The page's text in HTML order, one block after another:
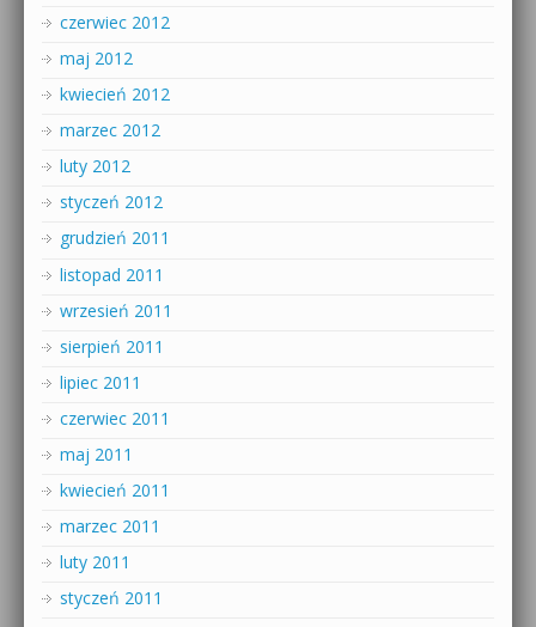
czerwiec 2012
maj 2012
kwiecień 2012
marzec 2012
luty 2012
styczeń 2012
grudzień 2011
listopad 2011
wrzesień 2011
sierpień 2011
lipiec 2011
czerwiec 2011
maj 2011
kwiecień 2011
marzec 2011
luty 2011
styczeń 2011